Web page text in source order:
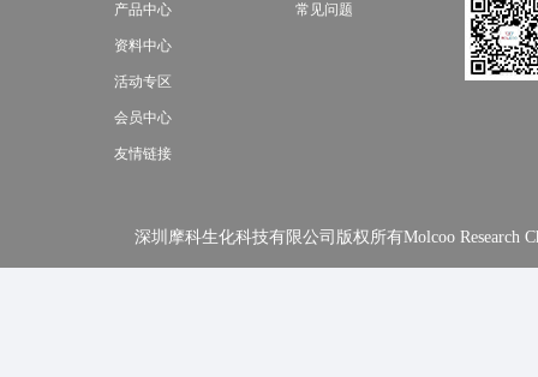
产品中心
资料中心
活动专区
会员中心
友情链接
常见问题
深圳摩科生化科技有限公司版权所有Molcoo Research